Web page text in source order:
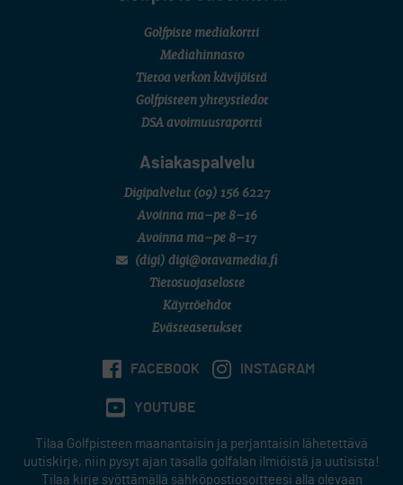
SM-reikäpeli (M50/Kymen Golf)
7 (U18 ja U21/pojat/Tahko)
6 (Archipelagia Golf)
Golfpiste mediakortti
Mediahinnasto
Tietoa verkon kävijöistä
Golfpisteen yhteystiedot
DSA avoimuusraportti
Asiakaspalvelu
Digipalvelut (09) 156 6227
Avoinna ma–pe 8–16
Avoinna ma–pe 8–17
(digi) digi@otavamedia.fi
Tietosuojaseloste
Käyttöehdot
Evästeasetukset
FACEBOOK INSTAGRAM
YOUTUBE
Tilaa Golfpisteen maanantaisin ja perjantaisin lähetettävä
uutiskirje, niin pysyt ajan tasalla golfalan ilmiöistä ja uutisista!
Tilaa kirje syöttämällä sähköpostiosoitteesi alla olevaan